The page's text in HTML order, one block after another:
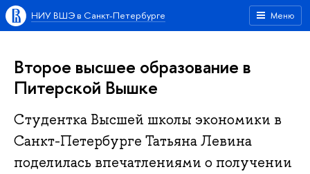
Меню
НИУ ВШЭ в Санкт-Петербурге
Второе высшее образование в
Питерской Вышке
Студентка Высшей школы экономики в
Санкт-Петербурге Татьяна Левина
поделилась впечатлениями о получении